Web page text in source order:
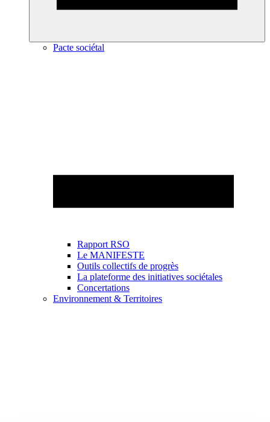
Pacte sociétal
Rapport RSO
Le MANIFESTE
Outils collectifs de progrès
La plateforme des initiatives sociétales
Concertations
Environnement & Territoires